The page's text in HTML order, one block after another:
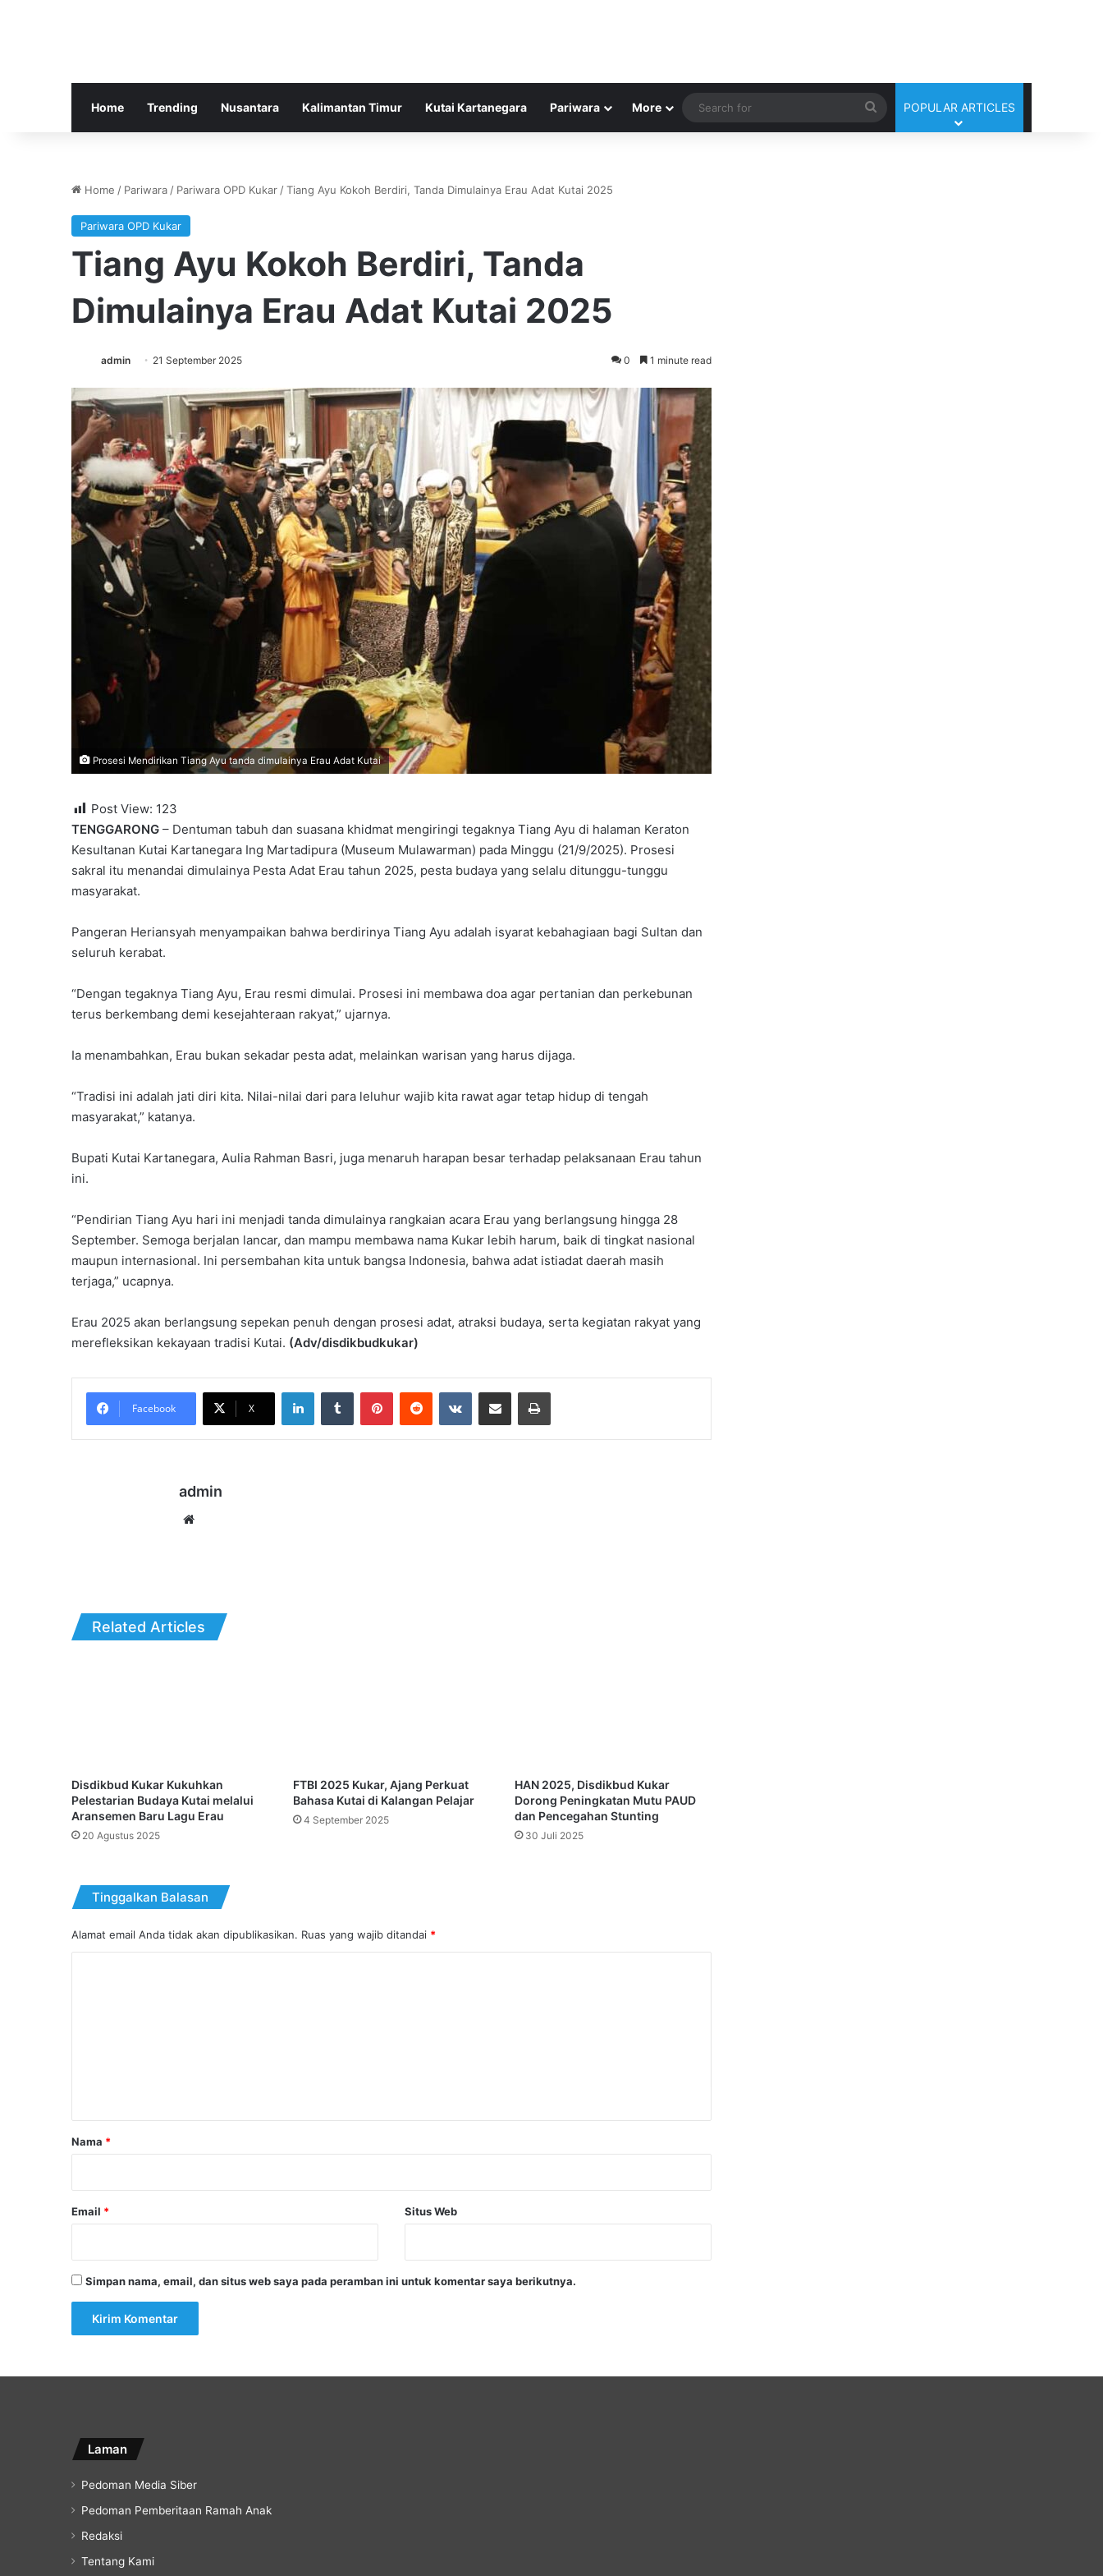
Home Trending Nusantara Kalimantan Timur Kutai Kartanegara Pariwara More
Search
for
POPULAR ARTICLES
Home / Pariwara / Pariwara OPD Kukar /Tiang Ayu Kokoh Berdiri, Tanda Dimulainya Erau Adat Kutai 2025
Pariwara OPD Kukar
Tiang Ayu Kokoh Berdiri, Tanda
Dimulainya Erau Adat Kutai 2025
admin 21 September 2025 0 1 minute read
Prosesi Mendirikan Tiang Ayu tanda dimulainya Erau Adat Kutai
Post View: 123
TENGGARONG – Dentuman tabuh dan suasana khidmat mengiringi tegaknya Tiang Ayu di halaman Keraton
Kesultanan Kutai Kartanegara Ing Martadipura (Museum Mulawarman) pada Minggu (21/9/2025). Prosesi
sakral itu menandai dimulainya Pesta Adat Erau tahun 2025, pesta budaya yang selalu ditunggu-tunggu
masyarakat.
Pangeran Heriansyah menyampaikan bahwa berdirinya Tiang Ayu adalah isyarat kebahagiaan bagi Sultan dan
seluruh kerabat.
“Dengan tegaknya Tiang Ayu, Erau resmi dimulai. Prosesi ini membawa doa agar pertanian dan perkebunan
terus berkembang demi kesejahteraan rakyat,” ujarnya.
Ia menambahkan, Erau bukan sekadar pesta adat, melainkan warisan yang harus dijaga.
“Tradisi ini adalah jati diri kita. Nilai-nilai dari para leluhur wajib kita rawat agar tetap hidup di tengah
masyarakat,” katanya.
Bupati Kutai Kartanegara, Aulia Rahman Basri, juga menaruh harapan besar terhadap pelaksanaan Erau tahun
ini.
“Pendirian Tiang Ayu hari ini menjadi tanda dimulainya rangkaian acara Erau yang berlangsung hingga 28
September. Semoga berjalan lancar, dan mampu membawa nama Kukar lebih harum, baik di tingkat nasional
maupun internasional. Ini persembahan kita untuk bangsa Indonesia, bahwa adat istiadat daerah masih
terjaga,” ucapnya.
Erau 2025 akan berlangsung sepekan penuh dengan prosesi adat, atraksi budaya, serta kegiatan rakyat yang
merefleksikan kekayaan tradisi Kutai. (Adv/disdikbudkukar)
Facebook X
LinkedInTumblr PinterestReddit VKontakteShare via Email Print
admin
Related Articles
Disdikbud Kukar Kukuhkan
Pelestarian Budaya Kutai melalui
Aransemen Baru Lagu Erau
20 Agustus 2025
FTBI 2025 Kukar, Ajang Perkuat
Bahasa Kutai di Kalangan Pelajar
4 September 2025
HAN 2025, Disdikbud Kukar
Dorong Peningkatan Mutu PAUD
dan Pencegahan Stunting
30 Juli 2025
Tinggalkan Balasan
Alamat email Anda tidak akan dipublikasikan. Ruas yang wajib ditandai *
rNama *
Email * Situs Web
Simpan nama, email, dan situs web saya pada peramban ini untuk komentar saya berikutnya.
Laman
Pedoman Media Siber
Pedoman Pemberitaan Ramah Anak
Redaksi
Tentang Kami